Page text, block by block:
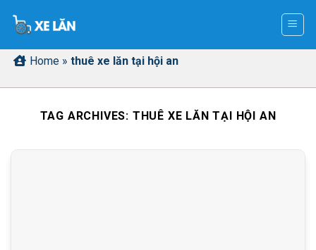
Home » thuê xe lăn tại hội an
TAG ARCHIVES: THUÊ XE LĂN TẠI HỘI AN